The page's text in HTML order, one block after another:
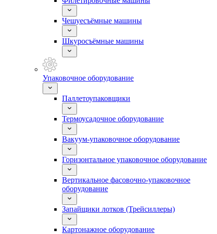
Чешуесъёмные машины
Шкуросъёмные машины
Упаковочное оборудование
Паллетоупаковщики
Термоусадочное оборудование
Вакуум-упаковочное оборудование
Горизонтальное упаковочное оборудование
Вертикальное фасовочно-упаковочное
оборудование
Запайщики лотков (Трейсиллеры)
Картонажное оборудование